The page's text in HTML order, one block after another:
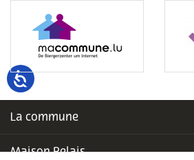
La commune
Maison Relais